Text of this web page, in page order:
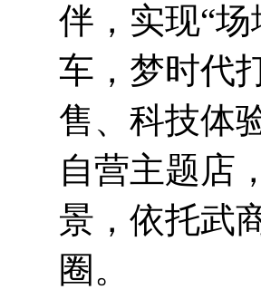
伴，实现“
车，梦时代
售、科技体
自营主题店
景，依托武
圈。